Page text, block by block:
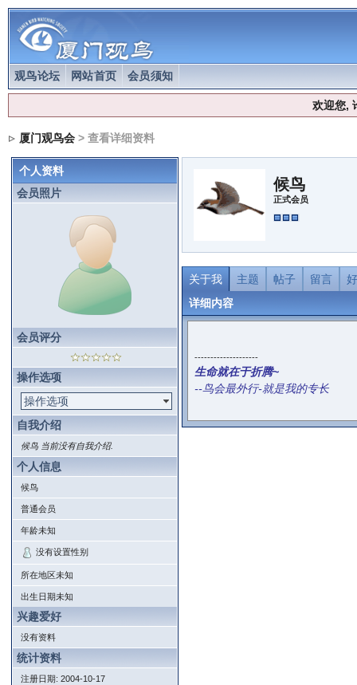
观鸟论坛 网站首页 会员须知
欢迎您,
厦门观鸟会> 查看详细资料
个人资料
会员照片
会员评分
操作选项
操作选项
自我介绍
候鸟 当前没有自我介绍.
个人信息
候鸟
普通会员
年龄未知
没有设置性别
所在地区未知
出生日期未知
兴趣爱好
没有资料
统计资料
注册日期: 2004-10-17
候鸟
正式会员
关于我 主题 帖子 留言
详细内容
--------------------
生命就在于折腾~
--鸟会最外行-就是我的专长